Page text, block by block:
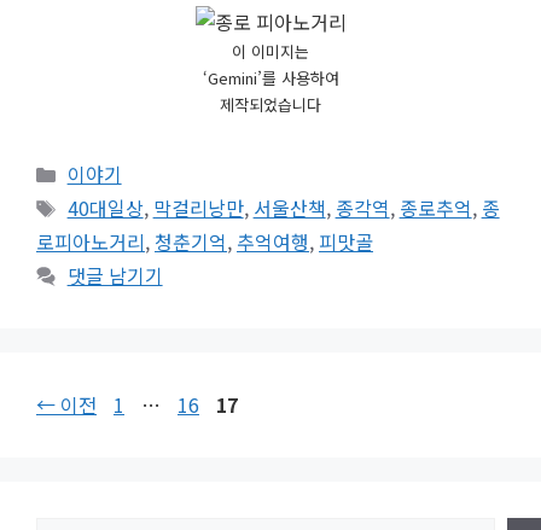
이 이미지는
‘Gemini’를 사용하여
제작되었습니다
카
테
고
리
이야기
태
그
40대일상, 막걸리낭만, 서울산책, 종각역, 종로추억, 종
로피아노거리, 청춘기억, 추억여행, 피맛골
댓글 남기기
← 이전
페
1 …
페
16
페
17